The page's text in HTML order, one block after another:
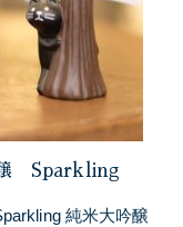
醸 Sparkling
純米大吟醸